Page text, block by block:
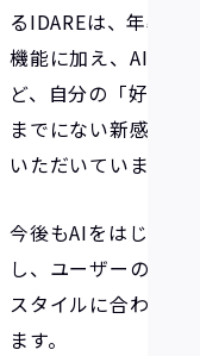
るIDAREは、年率
機能に加え、AIを活
ど、自分の「好き」
までにない新感覚の
いただいています。
今後もAIをはじめと
し、ユーザーの皆さ
スタイルに合わせた
ます。